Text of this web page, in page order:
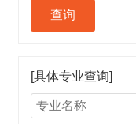
[具体专业查询]